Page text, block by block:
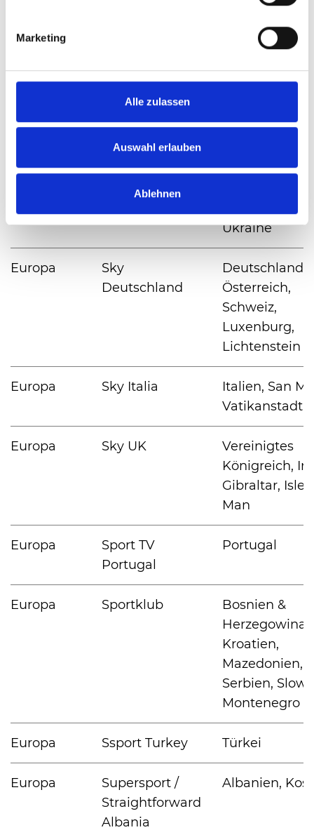
Marketing
Alle zulassen
Auswahl erlauben
Ablehnen
Rumänien
Europa Setana Stans
Armenien,
Kasachstan,
Tadschikistan,
Ukraine
Europa
Sky
Deutschland
Deutschland,
Österreich,
Schweiz,
Luxenburg,
Lichtenstein
Europa Sky Italia
Italien, San
Vatikanstadt
Europa Sky UK
Vereinigtes
Königreich,
Gibraltar, Isle
Man
Europa
Sport TV
Portugal
Portugal
Europa Sportklub
Bosnien &
Herzegowina,
Kroatien,
Mazedonien,
Serbien,
Montenegro
Europa Ssport Turkey Türkei
Europa
Supersport /
Straightforward
Albania
Albanien,